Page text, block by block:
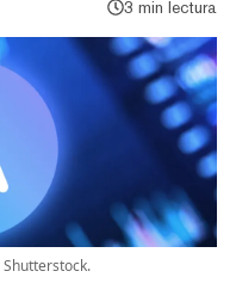
3 min lectura